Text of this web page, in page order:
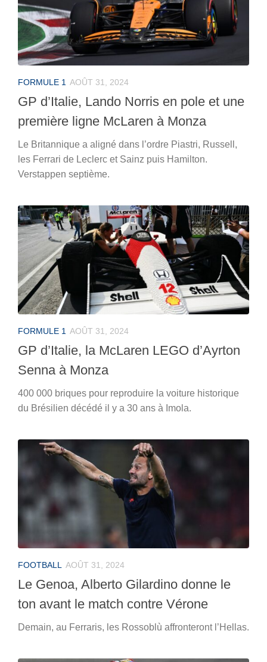
FORMULE 1 AOÛT 31, 2024
GP d’Italie, Lando Norris en pole et une
première ligne McLaren à Monza
Le Britannique a aligné dans l’ordre Piastri, Russell,
les Ferrari de Leclerc et Sainz puis Hamilton.
Verstappen septième.
FORMULE 1 AOÛT 31, 2024
GP d’Italie, la McLaren LEGO d’Ayrton
Senna à Monza
400 000 briques pour reproduire la voiture historique
du Brésilien décédé il y a 30 ans à Imola.
FOOTBALL AOÛT 31, 2024
Le Genoa, Alberto Gilardino donne le
ton avant le match contre Vérone
Demain, au Ferraris, les Rossoblù affronteront l’Hellas.